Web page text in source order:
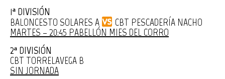
1ª DIVISIÓN
BALONCESTO SOLARES A
CBT PESCADERÍA NACHO
MARTES – 20:45 PABELLÓN MIES DEL CORRO
2ª DIVISIÓN
CBT TORRELAVEGA B
SIN JORNADA